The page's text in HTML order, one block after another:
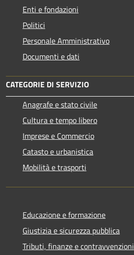
Enti e fondazioni
Politici
Personale Amministrativo
Documenti e dati
CATEGORIE DI SERVIZIO
Anagrafe e stato civile
Cultura e tempo libero
Imprese e Commercio
Catasto e urbanistica
Mobilità e trasporti
Educazione e formazione
Giustizia e sicurezza pubblica
Tributi, finanze e contravvenzioni